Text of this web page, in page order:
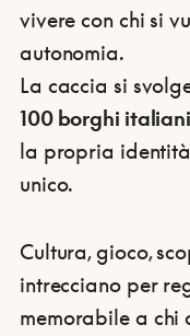
vivere con chi si
autonomia.
La caccia si
100 borghi italiani
la propria
unico.
Cultura, gioco,
intrecciano per
memorabile a chi